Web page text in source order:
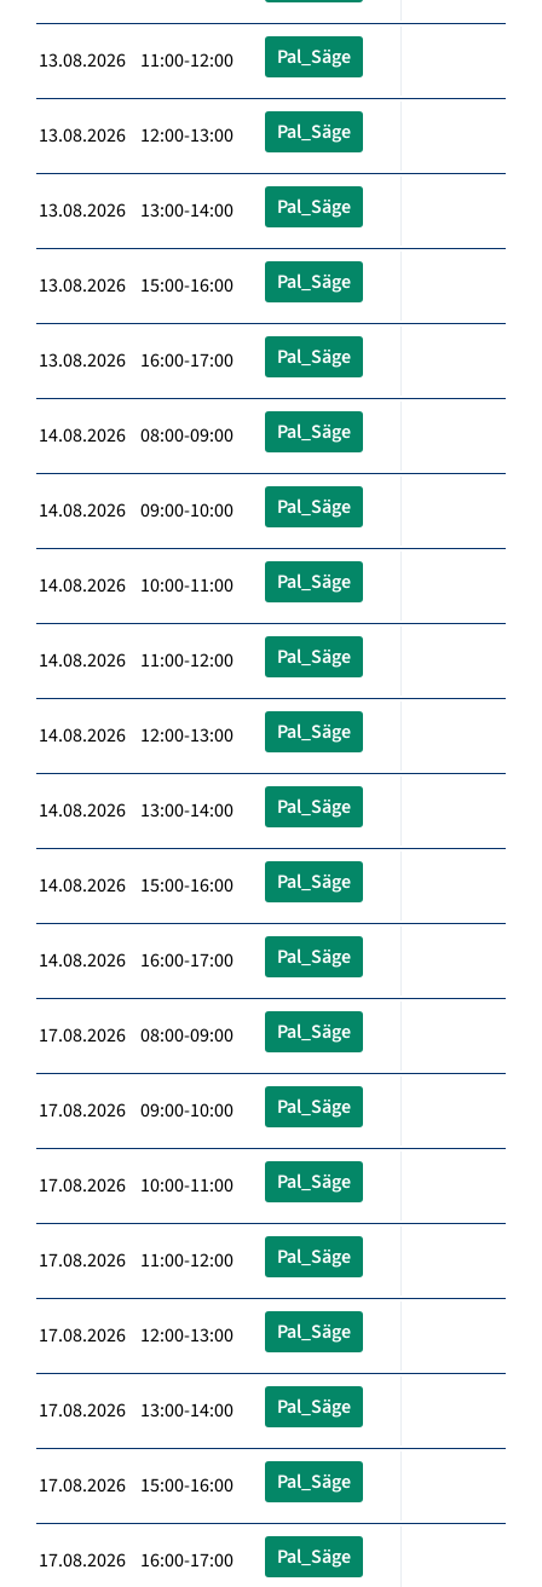
13.08.2026 11:00-12:00 Pal_Säge
13.08.2026 12:00-13:00 Pal_Säge
13.08.2026 13:00-14:00 Pal_Säge
13.08.2026 15:00-16:00 Pal_Säge
13.08.2026 16:00-17:00 Pal_Säge
14.08.2026 08:00-09:00 Pal_Säge
14.08.2026 09:00-10:00 Pal_Säge
14.08.2026 10:00-11:00 Pal_Säge
14.08.2026 11:00-12:00 Pal_Säge
14.08.2026 12:00-13:00 Pal_Säge
14.08.2026 13:00-14:00 Pal_Säge
14.08.2026 15:00-16:00 Pal_Säge
14.08.2026 16:00-17:00 Pal_Säge
17.08.2026 08:00-09:00 Pal_Säge
17.08.2026 09:00-10:00 Pal_Säge
17.08.2026 10:00-11:00 Pal_Säge
17.08.2026 11:00-12:00 Pal_Säge
17.08.2026 12:00-13:00 Pal_Säge
17.08.2026 13:00-14:00 Pal_Säge
17.08.2026 15:00-16:00 Pal_Säge
17.08.2026 16:00-17:00 Pal_Säge